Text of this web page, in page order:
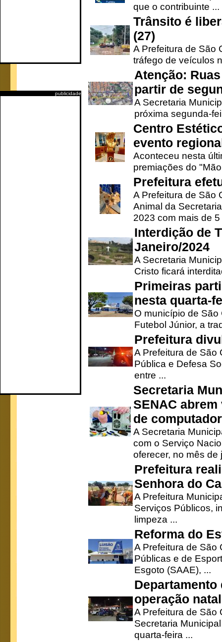
publicidade
que o contribuinte ...
Trânsito é
(27)
A Prefeitura de São
tráfego de veículos
Atenção:
partir de
A Secretaria
próxima segunda-
Centro
evento
Aconteceu nesta
premiações do
Prefeitura
A Prefeitura de São
Animal da
2023 com mais de 5
Interdição de
Janeiro/2024
A Secretaria
Cristo ficará
Primeiras
nesta quarta-
O município de
Futebol Júnior, a
Prefeitura
A Prefeitura de São
Pública e Defesa
entre ...
Secretaria
SENAC
de
A Secretaria
com o Serviço
oferecer, no mês de
Prefeitura
Senhora do
A Prefeitura
Serviços Públicos,
limpeza ...
Reforma do
A Prefeitura de São
Públicas e de
Esgoto (SAAE), ...
operação
A Prefeitura de São
Secretaria
quarta-feira ...